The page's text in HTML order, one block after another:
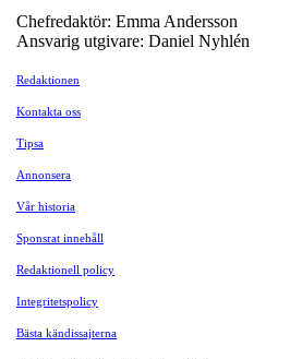
Chefredaktör: Emma Andersson
Ansvarig utgivare: Daniel Nyhlén
Redaktionen
Kontakta oss
Tipsa
Annonsera
Vår historia
Sponsrat innehåll
Redaktionell policy
Integritetspolicy
Bästa kändissajterna